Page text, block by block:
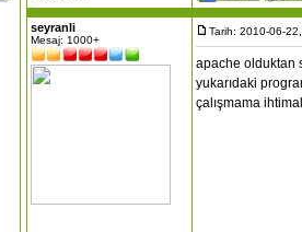
seyranli
Mesaj: 1000+
Tarih: 2010-06-
apache olduktan
yukarıdaki
çalışmama